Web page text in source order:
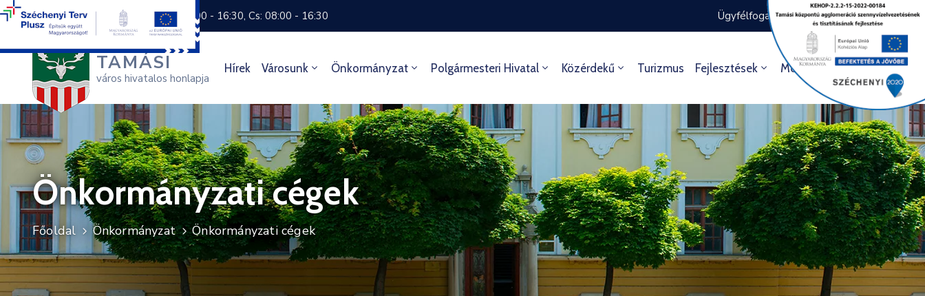
+36 74 570 800 H: 8:00 - 16:30, Cs: 08:00 - 16:30 Ügyfélfogadás rendje Ügyintézés
TAMÁSI
város hivatalos honlapja
Hírek Városunk Önkormányzat Polgármesteri Hivatal Közérdekű Turizmus Fejlesztések Média Kultúra
Önkormányzati cégek
Főoldal Önkormányzat Önkormányzati cégek